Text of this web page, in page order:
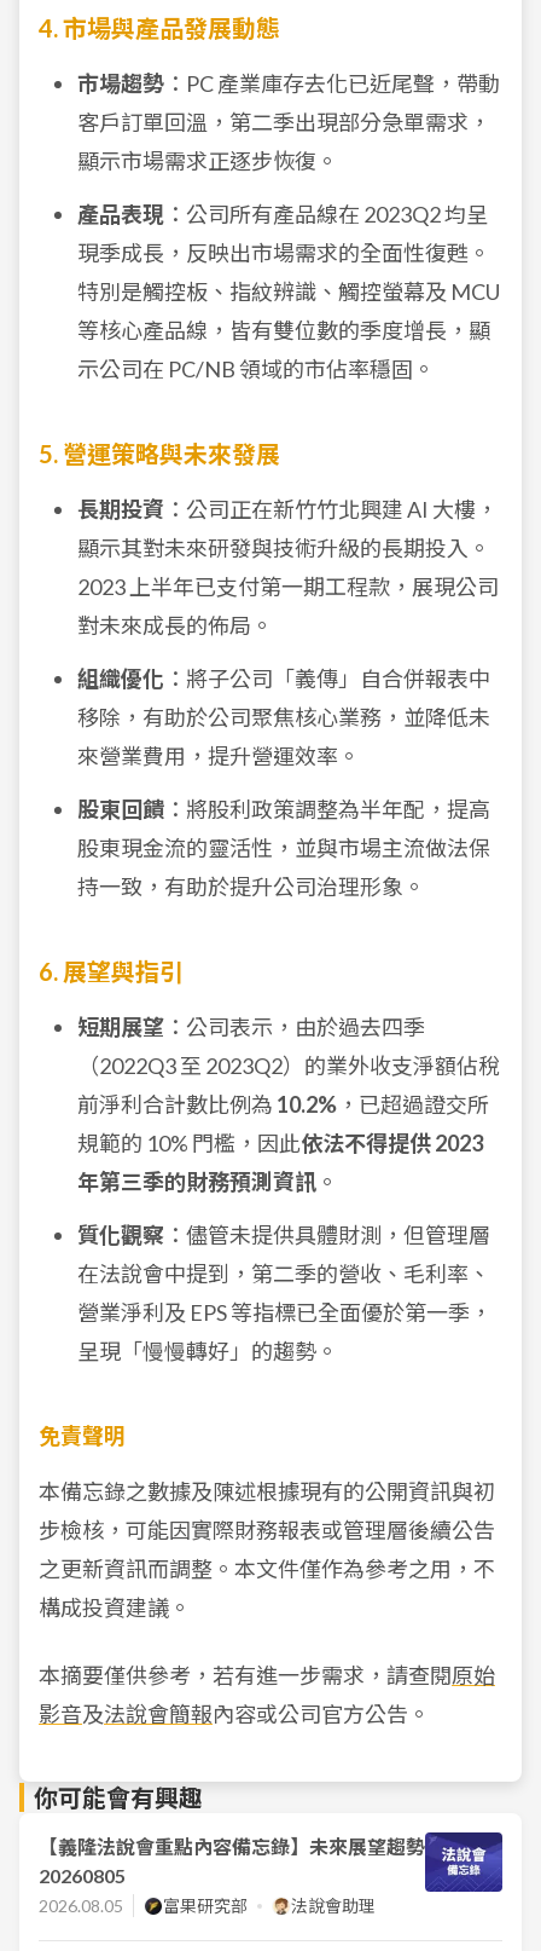
4. 市場與產品發展動態
市場趨勢 ：PC 產業庫存去化已近尾聲，帶動
客戶訂單回溫，第二季出現部分急單需求，
顯示市場需求正逐步恢復。
產品表現 ：公司所有產品線在 2023Q2 均呈
現季成長，反映出市場需求的全面性復甦。
特別是觸控板、指紋辨識、觸控螢幕及 MCU
等核心產品線，皆有雙位數的季度增長，顯
示公司在 PC/NB 領域的市佔率穩固。
5. 營運策略與未來發展
長期投資 ：公司正在新竹竹北興建 AI 大樓，
顯示其對未來研發與技術升級的長期投入。
2023 上半年已支付第一期工程款，展現公司
對未來成長的佈局。
組織優化 ：將子公司「義傳」自合併報表中
移除，有助於公司聚焦核心業務，並降低未
來營業費用，提升營運效率。
股東回饋 ：將股利政策調整為半年配，提高
股東現金流的靈活性，並與市場主流做法保
持一致，有助於提升公司治理形象。
6. 展望與指引
短期展望 ：公司表示，由於過去四季
（2022Q3 至 2023Q2）的業外收支淨額佔稅
前淨利合計數比例為 10.2% ，已超過證交所
規範的 10% 門檻，因此依法不得提供 2023
年第三季的財務預測資訊 。
質化觀察 ：儘管未提供具體財測，但管理層
在法說會中提到，第二季的營收、毛利率、
營業淨利及 EPS 等指標已全面優於第一季，
呈現「慢慢轉好」的趨勢。
免責聲明
本備忘錄之數據及陳述根據現有的公開資訊與初
步檢核，可能因實際財務報表或管理層後續公告
之更新資訊而調整。本文件僅作為參考之用，不
構成投資建議。
本摘要僅供參考，若有進一步需求，請查閱原始
影音及法說會簡報內容或公司官方公告。
你可能會有興趣
【義隆法說會重點內容備忘錄】未來展望趨勢
20260805
2026.08.05 富果研究部 法說會助理